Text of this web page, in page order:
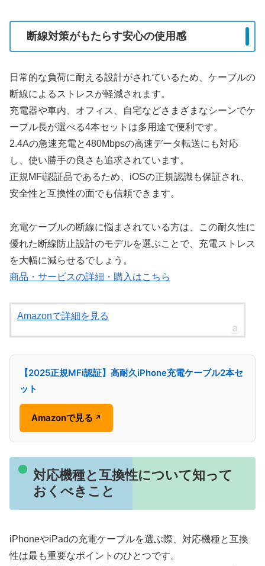
断線対策がもたらす安心の使用感
日常的な負荷に耐える設計がされているため、ケーブルの
断線によるストレスが軽減されます。
充電器や車内、オフィス、自宅などさまざまなシーンでケ
ーブル長が選べる4本セットは多用途で便利です。
2.4Aの急速充電と480Mbpsの高速データ転送にも対応
し、使い勝手の良さも追求されています。
正規MFi認証品であるため、iOSの正規認識も保証され、
安全性と互換性の面でも信頼できます。
充電ケーブルの断線に悩まされている方は、この耐久性に
優れた断線防止設計のモデルを選ぶことで、充電ストレス
を大幅に減らせるでしょう。
商品・サービスの詳細・購入はこちら
Amazonで詳細を見る
【2025正規MFi認証】高耐久iPhone充電ケーブル2本セ
ット
Amazonで見る ↗
対応機種と互換性について知って
おくべきこと
iPhoneやiPadの充電ケーブルを選ぶ際、対応機種と互換
性は最も重要なポイントのひとつです。